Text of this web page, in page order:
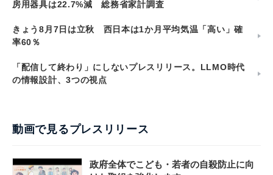
房用器具は22.7%減 総務省家計調査
きょう8月7日は立秋 西日本は1か月平均気温「高い」確
率60％
「配信して終わり」にしないプレスリリース。LLMO時代
の情報設計、3つの視点
動画で見るプレスリリース
政府全体でこども・若者の自殺防止に向